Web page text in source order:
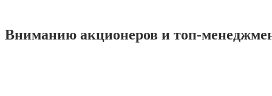
Вниманию акционеров и топ-